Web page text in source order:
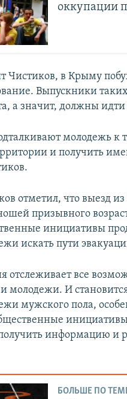
оккупации
Чистиков, в Крыму
Выпускники
а значит, должны
молодежь к
и получить
отметил, что выезд
призывного
инициативы
искать пути
отслеживает все
молодежи. И
мужского пола,
информацию и
БОЛЬШЕ ПО